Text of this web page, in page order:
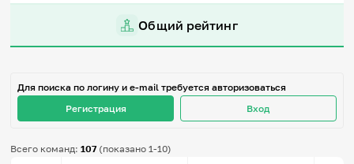
Игры и тренажеры
Игра «Знания»
Викторина
Словарь
Стихи
Общий рейтинг
Для поиска по логину и e-mail требуется авторизоваться
Регистрация
Вход
Всего команд:107(показано 1-10)